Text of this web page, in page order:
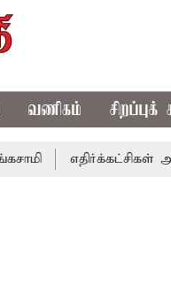
வணிகம்
எதிர்க்கட்சிகள்